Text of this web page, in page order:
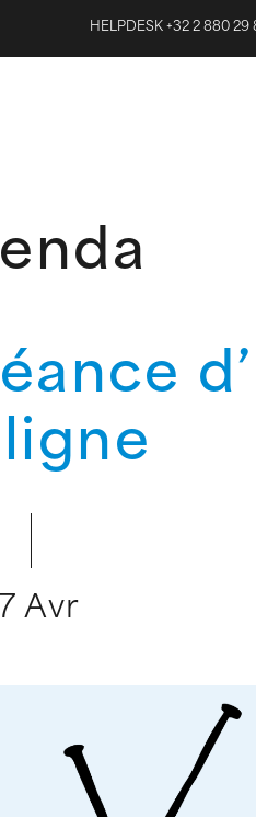
HELPDESK +32 2 880 29
Avr